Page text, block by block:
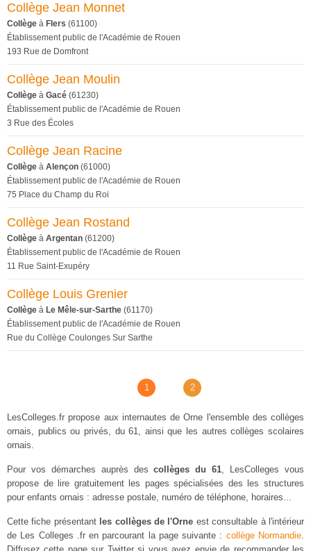
Collège Jean Monnet
Collège à Flers (61100)
Établissement public de l'Académie de Rouen
193 Rue de Domfront
Collège Jean Moulin
Collège à Gacé (61230)
Établissement public de l'Académie de Rouen
3 Rue des Écoles
Collège Jean Racine
Collège à Alençon (61000)
Établissement public de l'Académie de Rouen
75 Place du Champ du Roi
Collège Jean Rostand
Collège à Argentan (61200)
Établissement public de l'Académie de Rouen
11 Rue Saint-Exupéry
Collège Louis Grenier
Collège à Le Mêle-sur-Sarthe (61170)
Établissement public de l'Académie de Rouen
Rue du Collège Coulonges Sur Sarthe
1 2
LesColleges.fr propose aux internautes de Orne l'ensemble des collèges
ornais, publics ou privés, du 61, ainsi que les autres collèges scolaires
ornais.
Pour vos démarches auprès descollèges du 61, LesColleges vous
propose de lire gratuitement les pages spécialisées des les structures
pour enfants ornais : adresse postale, numéro de téléphone, horaires...
Cette fiche présentant les collèges de l'Orne est consultable à l'intérieur
de Les Colleges .fr en parcourant la page suivante : collège Normandie.